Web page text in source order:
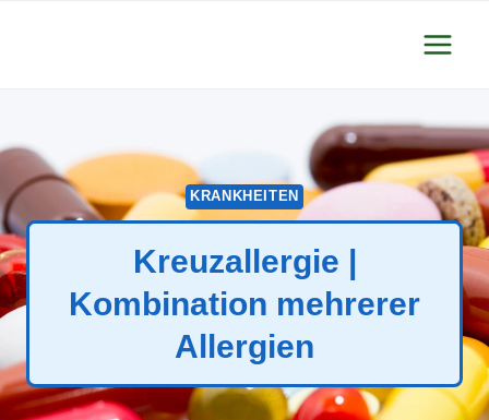
KRANKHEITEN
Kreuzallergie |
Kombination mehrerer
Allergien